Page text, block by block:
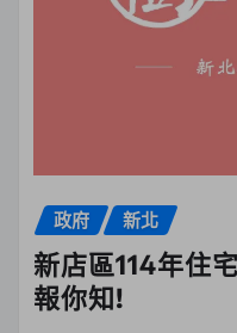
政府 新北
新店區114年住
報你知!